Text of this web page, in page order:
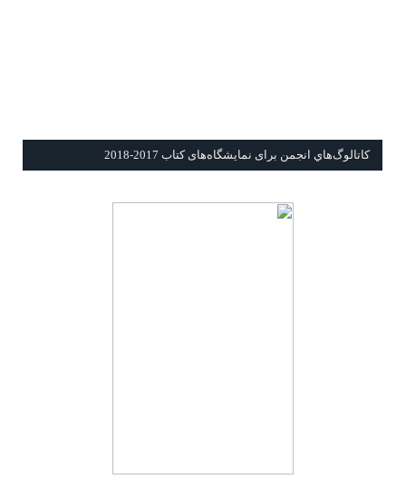
كاتالوگ‌هاي انجمن برای نمايشگاه‌های كتاب 2017-2018